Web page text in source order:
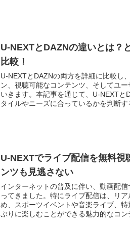
U-NEXTとDAZNの違いとは？
比較！
U-NEXTとDAZNの両方を詳細に比較し
ン、視聴可能なコンテンツ、そしてユ
いきます。本記事を通じて、U-NEXTと
タイルやニーズに合っているかを判断す
U-NEXTでライブ配信を無料視
ンツも見逃さない
インターネットの普及に伴い、動画配
ってきました。特にライブ配信は、リ
め、スポーツイベントや音楽ライブ、
ぷりに楽しむことができる魅力的なコン